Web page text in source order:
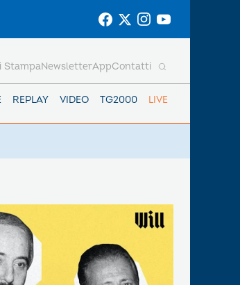
REPLAY VIDEO TG2000 LIVE
StampaNewsletterAppContatti